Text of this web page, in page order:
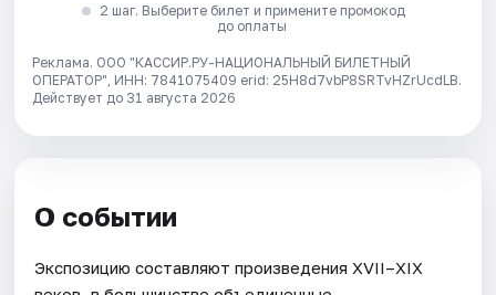
2 шаг. Выберите билет и примените промокод
до оплаты
Реклама. ООО "КАССИР.РУ-НАЦИОНАЛЬНЫЙ БИЛЕТНЫЙ
ОПЕРАТОР", ИНН: 7841075409 erid: 25H8d7vbP8SRTvHZrUcdLB.
Действует до 31 августа 2026
О событии
Экспозицию составляют произведения XVII–XIX